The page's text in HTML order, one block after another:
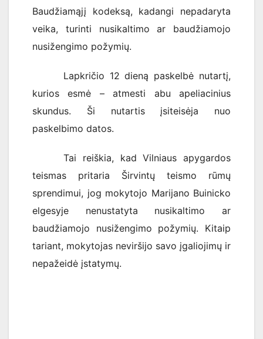
Baudžiamąjį kodeksą, kadangi nepadaryta
veika, turinti nusikaltimo ar baudžiamojo
nusižengimo požymių.
Lapkričio 12 dieną paskelbė nutartį,
kurios esmė – atmesti abu apeliacinius
skundus. Ši nutartis įsiteisėja nuo
paskelbimo datos.
Tai reiškia, kad Vilniaus apygardos
teismas pritaria Širvintų teismo rūmų
sprendimui, jog mokytojo Marijano Buinicko
elgesyje nenustatyta nusikaltimo ar
baudžiamojo nusižengimo požymių. Kitaip
tariant, mokytojas neviršijo savo įgaliojimų ir
nepažeidė įstatymų.